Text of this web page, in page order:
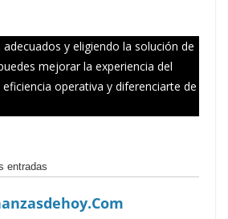
y eligiendo la solución de
mejorar la experiencia del
operativa y diferenciarte de
entradas